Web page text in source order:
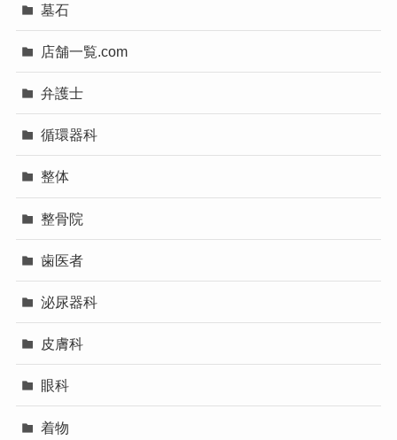
墓石
店舗一覧.com
弁護士
循環器科
整体
整骨院
歯医者
泌尿器科
皮膚科
眼科
着物